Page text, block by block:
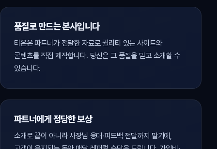
품질로 만드는 본사입니다
티온은 파트너가 전달한 자료로 퀄리티 있는 사이트와
콘텐츠를 직접 제작합니다. 당신은 그 품질을 믿고 소개할 수
있습니다.
파트너에게 정당한 보상
소개로 끝이 아니라 사장님 응대·피드백 전달까지 맡기에,